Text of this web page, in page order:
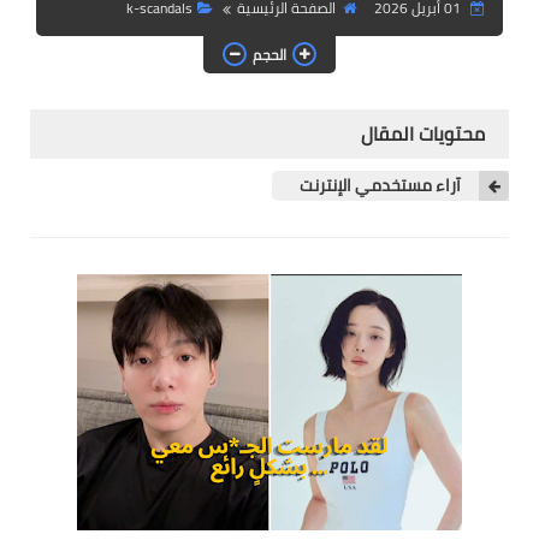
آراء الكوريينالصفحة الرئيسية
k-scandals
الحجم
محتويات المقال
آراء مستخدمي الإنترنت